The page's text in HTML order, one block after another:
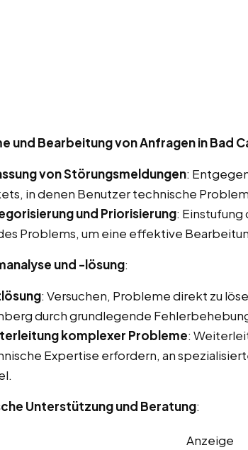
und Bearbeitung von Anfragen in Bad
von Störungsmeldungen:
in denen Benutzer technische
und Priorisierung:
Problems, um eine effektive
und -lösung:
: Versuchen, Probleme direkt zu
durch grundlegende
komplexer Probleme:
Expertise erfordern, an
Unterstützung und Beratung:
Anzeige